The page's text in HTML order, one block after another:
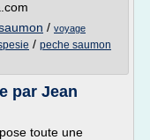
/ voyage
/ peche saumon
par Jean
toute une